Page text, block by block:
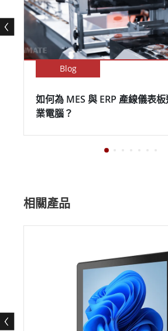
Blog
如何為 MES 與 ERP 產線儀表
業電腦？
相關產品